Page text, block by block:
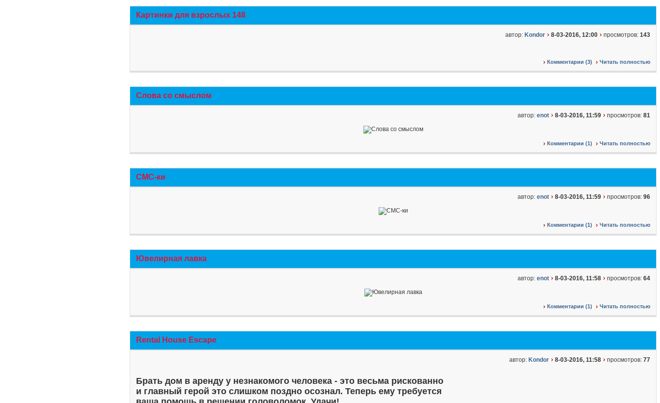
Картинки для взрослых 148
автор: Kondor 8-03-2016, 12:00 просмотров: 143
Комментарии (3) Читать полностью
Слова со смыслом
автор: enot 8-03-2016, 11:59 просмотров: 81
Комментарии (1) Читать полностью
СМС-ки
автор: enot 8-03-2016, 11:59 просмотров: 96
Комментарии (1) Читать полностью
Ювелирная лавка
автор: enot 8-03-2016, 11:58 просмотров: 64
Комментарии (1) Читать полностью
Rental House Escape
автор: Kondor 8-03-2016, 11:58 просмотров: 77
Брать дом в аренду у незнакомого человека - это весьма рискованно
и главный герой это слишком поздно осознал. Теперь ему требуется